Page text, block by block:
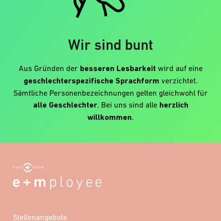
Wir sind bunt
Aus Gründen der besseren Lesbarkeit wird auf eine
geschlechterspezifische Sprachform verzichtet.
Sämtliche Personenbezeichnungen gelten gleichwohl für
alle Geschlechter. Bei uns sind alle herzlich
willkommen.
Stellenangebote